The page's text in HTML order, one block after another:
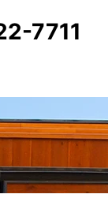
7711